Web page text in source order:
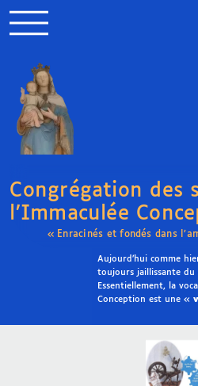
Congrégation des
l’Immaculée
« Enracinés et fondés dans
Aujourd’hui comme
toujours jaillissante du
Essentiellement, la
Conception est une «